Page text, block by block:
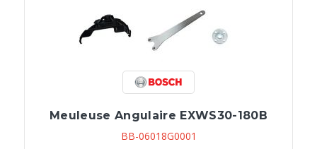
Meuleuse Angulaire EXWS30-180B
BB-06018G0001